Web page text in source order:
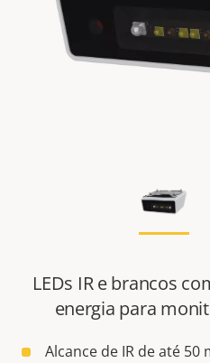
LEDs IR e brancos
energia para
Alcance de IR de até 50